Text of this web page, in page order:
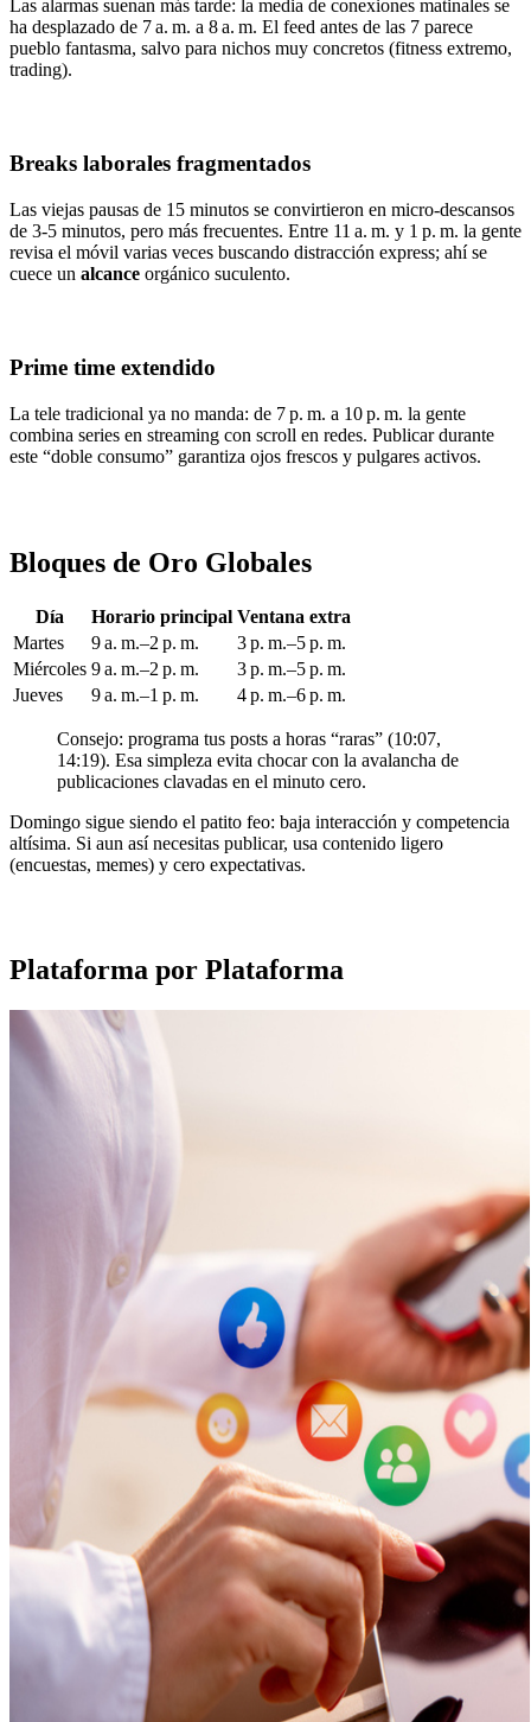
Las alarmas suenan más tarde: la media de conexiones matinales se
ha desplazado de 7 a. m. a 8 a. m. El feed antes de las 7 parece
pueblo fantasma, salvo para nichos muy concretos (fitness extremo,
trading).
Breaks laborales fragmentados
Las viejas pausas de 15 minutos se convirtieron en micro‑descansos
de 3‑5 minutos, pero más frecuentes. Entre 11 a. m. y 1 p. m. la gente
revisa el móvil varias veces buscando distracción express; ahí se
cuece un alcance orgánico suculento.
Prime time extendido
La tele tradicional ya no manda: de 7 p. m. a 10 p. m. la gente
combina series en streaming con scroll en redes. Publicar durante
este “doble consumo” garantiza ojos frescos y pulgares activos.
Bloques de Oro Globales
Día Horario principal Ventana extra
Martes
9 a. m.–2 p. m.
3 p. m.–5 p. m.
Miércoles 9 a. m.–2 p. m.
3 p. m.–5 p. m.
Jueves
9 a. m.–1 p. m. 4 p. m.–6 p. m.
Consejo: programa tus posts a horas “raras” (10:07,
14:19). Esa simpleza evita chocar con la avalancha de
publicaciones clavadas en el minuto cero.
Domingo sigue siendo el patito feo: baja interacción y competencia
altísima. Si aun así necesitas publicar, usa contenido ligero
(encuestas, memes) y cero expectativas.
Plataforma por Plataforma